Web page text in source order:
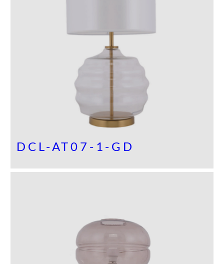
DCL-AT07-1-GD